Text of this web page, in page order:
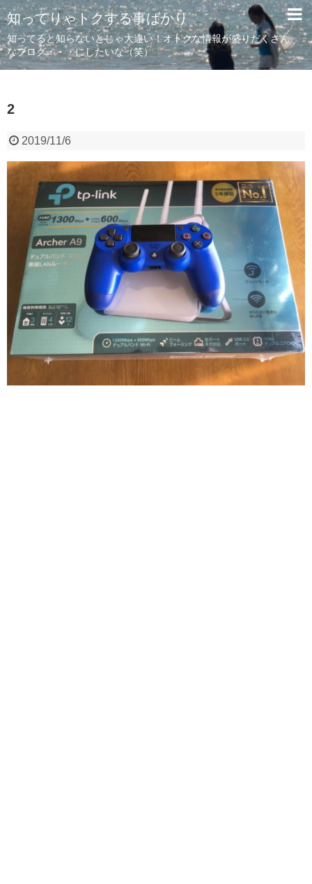
知ってりゃトクする事ばかり
知ってると知らないとじゃ大違い！オトクな情報が盛りだくさん
なブログ・・・にしたいな（笑）
2
2019/11/6